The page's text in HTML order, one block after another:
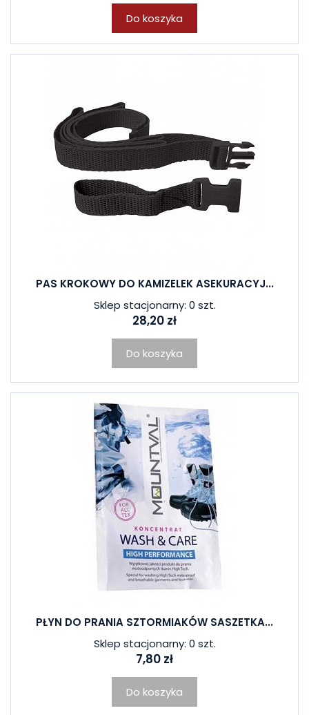
Do koszyka
PAS KROKOWY DO KAMIZELEK ASEKURACYJ...
Sklep stacjonarny: 0 szt.
28,20 zł
Do koszyka
PŁYN DO PRANIA SZTORMIAKÓW SASZETKA...
Sklep stacjonarny: 0 szt.
7,80 zł
Do koszyka